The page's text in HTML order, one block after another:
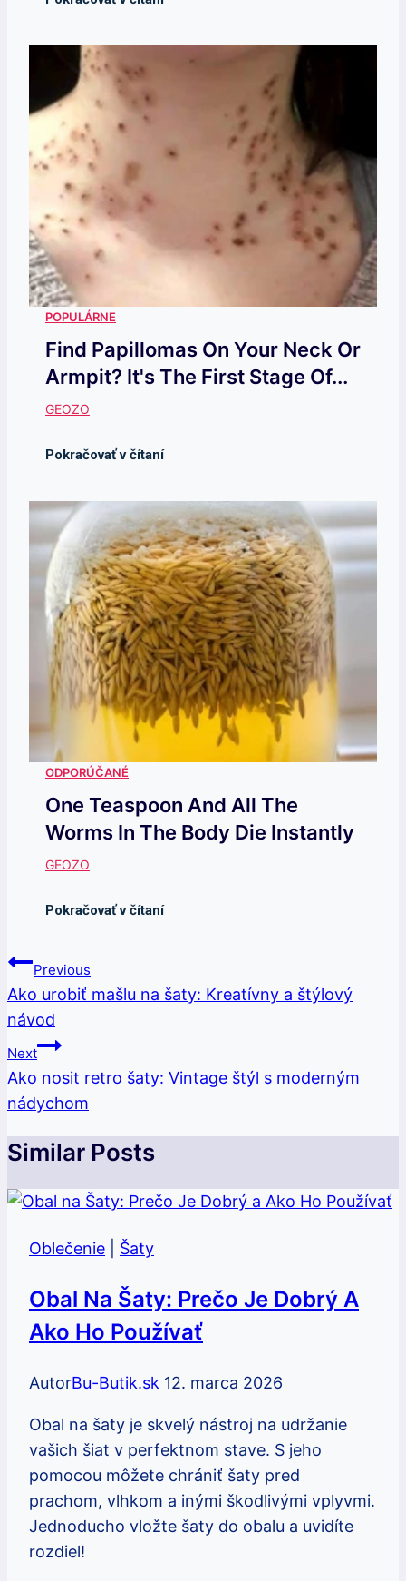
Find Papillomas On Your Neck Or
Armpit? It's The First Stage Of...
One Teaspoon And All The
Worms In The Body Die Instantly
Navigácia
V
Článku
Previous
Ako urobiť mašlu na šaty: Kreatívny a štýlový
návod
Next
Ako nosit retro šaty: Vintage štýl s moderným
nádychom
Similar Posts
Oblečenie Šaty
Obal Na Šaty: Prečo Je Dobrý A
Ako Ho Používať
AutorBu-Butik.sk 12. marca 2026
Obal na šaty je skvelý nástroj na udržanie
vašich šiat v perfektnom stave. S jeho
pomocou môžete chrániť šaty pred
prachom, vlhkom a inými škodlivými vplyvmi.
Jednoducho vložte šaty do obalu a uvidíte
rozdiel!